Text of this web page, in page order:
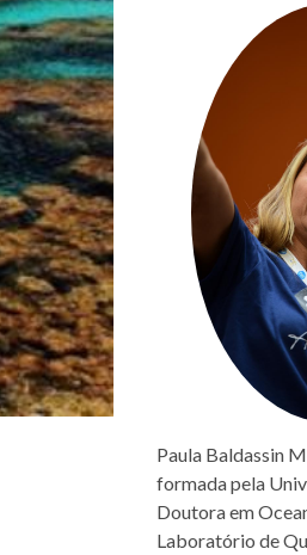
Paula Baldassin
formada pela
Doutora em
Laboratório de